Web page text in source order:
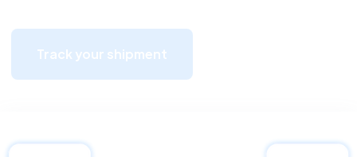
Track your shipment